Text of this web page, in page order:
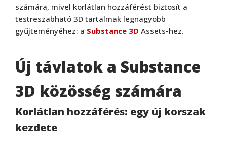
számára, mivel korlátlan hozzáférést biztosít a
testreszabható 3D tartalmak legnagyobb
gyűjteményéhez: a Substance 3D Assets-hez.
Új távlatok a Substance
3D közösség számára
Korlátlan hozzáférés: egy új korszak
kezdete